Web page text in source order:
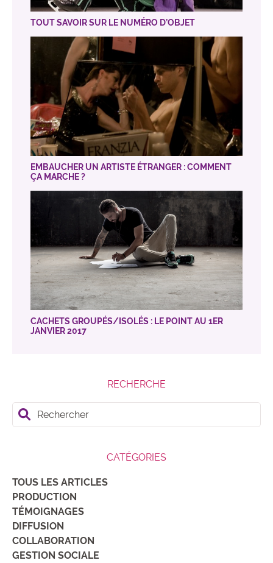
RECHERCHE
Rechercher
CATÉGORIES
TOUS LES ARTICLES
PRODUCTION
TÉMOIGNAGES
DIFFUSION
COLLABORATION
GESTION SOCIALE
TOUT SAVOIR SUR LE NUMÉRO D’OBJET
EMBAUCHER UN ARTISTE ÉTRANGER : COMMENT
ÇA MARCHE ?
CACHETS GROUPÉS/ISOLÉS : LE POINT AU 1ER
JANVIER 2017